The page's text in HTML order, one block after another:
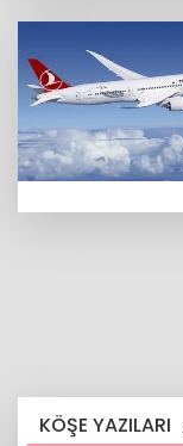
KÖŞE YAZILARI